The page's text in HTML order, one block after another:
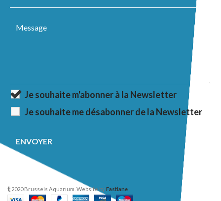
Je souhaite m'abonner à la Newsletter
Je souhaite me désabonner de la Newsletter
2020 Brussels Aquarium. Website byFastlane